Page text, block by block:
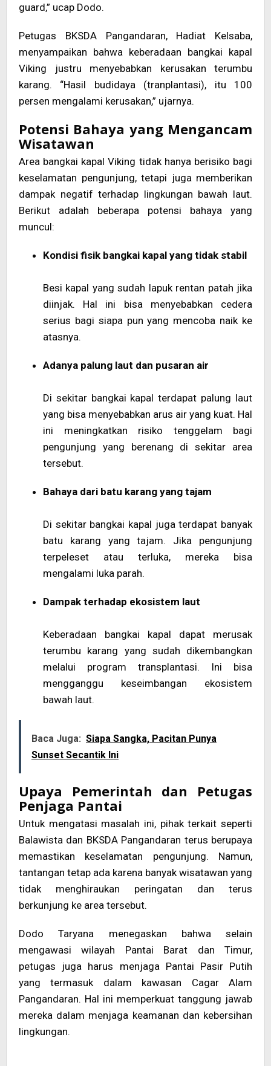
guard,” ucap Dodo.
Petugas BKSDA Pangandaran, Hadiat Kelsaba,
menyampaikan bahwa keberadaan bangkai kapal
Viking justru menyebabkan kerusakan terumbu
karang. “Hasil budidaya (tranplantasi), itu 100
persen mengalami kerusakan,” ujarnya.
Potensi Bahaya yang Mengancam
Wisatawan
Area bangkai kapal Viking tidak hanya berisiko bagi
keselamatan pengunjung, tetapi juga memberikan
dampak negatif terhadap lingkungan bawah laut.
Berikut adalah beberapa potensi bahaya yang
muncul:
Kondisi fisik bangkai kapal yang tidak stabil
Besi kapal yang sudah lapuk rentan patah jika
diinjak. Hal ini bisa menyebabkan cedera
serius bagi siapa pun yang mencoba naik ke
atasnya.
Adanya palung laut dan pusaran air
Di sekitar bangkai kapal terdapat palung laut
yang bisa menyebabkan arus air yang kuat. Hal
ini meningkatkan risiko tenggelam bagi
pengunjung yang berenang di sekitar area
tersebut.
Bahaya dari batu karang yang tajam
Di sekitar bangkai kapal juga terdapat banyak
batu karang yang tajam. Jika pengunjung
terpeleset atau terluka, mereka bisa
mengalami luka parah.
Dampak terhadap ekosistem laut
Keberadaan bangkai kapal dapat merusak
terumbu karang yang sudah dikembangkan
melalui program transplantasi. Ini bisa
mengganggu keseimbangan ekosistem
bawah laut.
Baca Juga: Siapa Sangka, Pacitan Punya
Sunset Secantik Ini
Upaya Pemerintah dan Petugas
Penjaga Pantai
Untuk mengatasi masalah ini, pihak terkait seperti
Balawista dan BKSDA Pangandaran terus berupaya
memastikan keselamatan pengunjung. Namun,
tantangan tetap ada karena banyak wisatawan yang
tidak menghiraukan peringatan dan terus
berkunjung ke area tersebut.
Dodo Taryana menegaskan bahwa selain
mengawasi wilayah Pantai Barat dan Timur,
petugas juga harus menjaga Pantai Pasir Putih
yang termasuk dalam kawasan Cagar Alam
Pangandaran. Hal ini memperkuat tanggung jawab
mereka dalam menjaga keamanan dan kebersihan
lingkungan.